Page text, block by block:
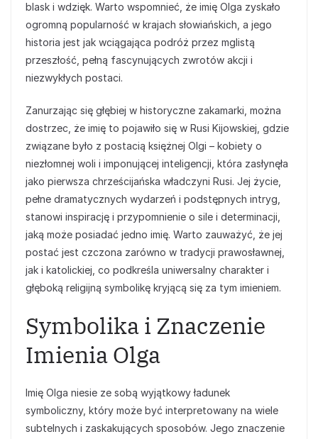
blask i wdzięk. Warto wspomnieć, że imię Olga zyskało
ogromną popularność w krajach słowiańskich, a jego
historia jest jak wciągająca podróż przez mglistą
przeszłość, pełną fascynujących zwrotów akcji i
niezwykłych postaci.
Zanurzając się głębiej w historyczne zakamarki, można
dostrzec, że imię to pojawiło się w Rusi Kijowskiej, gdzie
związane było z postacią księżnej Olgi – kobiety o
niezłomnej woli i imponującej inteligencji, która zasłynęła
jako pierwsza chrześcijańska władczyni Rusi. Jej życie,
pełne dramatycznych wydarzeń i podstępnych intryg,
stanowi inspirację i przypomnienie o sile i determinacji,
jaką może posiadać jedno imię. Warto zauważyć, że jej
postać jest czczona zarówno w tradycji prawosławnej,
jak i katolickiej, co podkreśla uniwersalny charakter i
głęboką religijną symbolikę kryjącą się za tym imieniem.
Symbolika i Znaczenie
Imienia Olga
Imię Olga niesie ze sobą wyjątkowy ładunek
symboliczny, który może być interpretowany na wiele
subtelnych i zaskakujących sposobów. Jego znaczenie